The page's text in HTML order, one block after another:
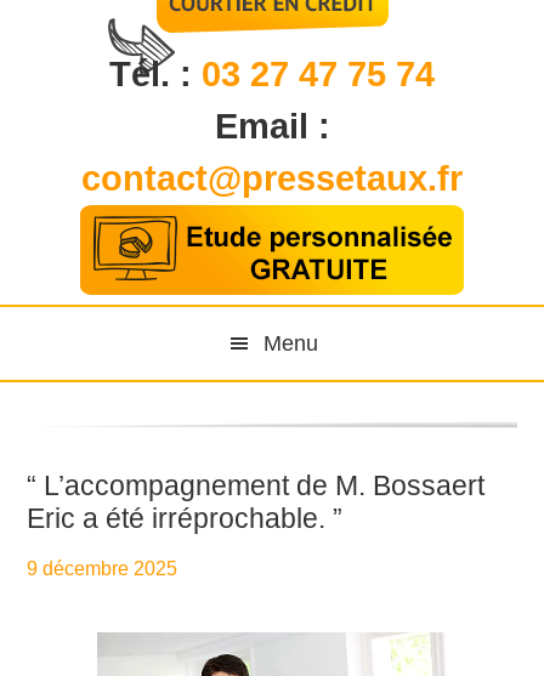
Tél. : 03 27 47 75 74
Email :
contact@pressetaux.fr
Menu
“ L’accompagnement de M. Bossaert
Eric a été irréprochable. ”
9 décembre 2025